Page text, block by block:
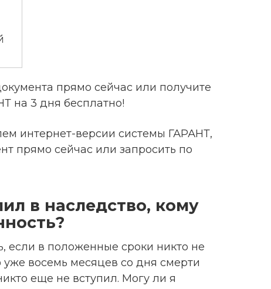
прямо сейчас или получите
на 3 дня бесплатно!
интернет-версии системы ГАРАНТ,
прямо сейчас или запросить по
в наследство, кому
если в положенные сроки никто не
восемь месяцев со дня смерти
еще не вступил. Могу ли я